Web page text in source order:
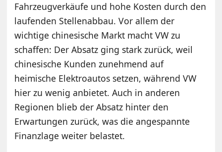
Fahrzeugverkäufe und hohe Kosten durch den
laufenden Stellenabbau. Vor allem der
wichtige chinesische Markt macht VW zu
schaffen: Der Absatz ging stark zurück, weil
chinesische Kunden zunehmend auf
heimische Elektroautos setzen, während VW
hier zu wenig anbietet. Auch in anderen
Regionen blieb der Absatz hinter den
Erwartungen zurück, was die angespannte
Finanzlage weiter belastet.